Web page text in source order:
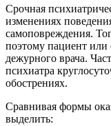
Срочная
изменениях
самоповреждения.
поэтому пациент или
дежурного врача.
психиатра
обострениях.
Сравнивая формы
выделить: